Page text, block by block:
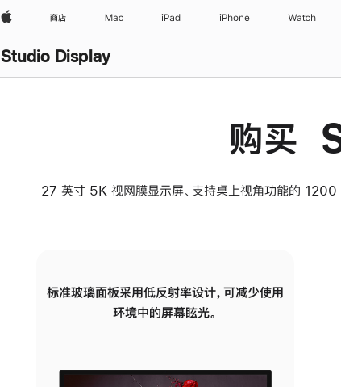
Apple 商店 Mac iPad iPhone Watch
Studio Display
购买
27 英寸 5K 视网膜显示屏、支持桌上视角功能的
标准玻璃面板采用低反射率设计，可减少使用
环境中的屏幕眩光。
有高